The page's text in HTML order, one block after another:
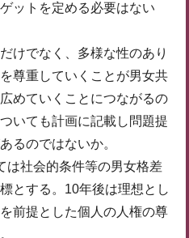
ットを定める必要はない
けでなく、多様な性のあり
尊重していくことが男女共
めていくことにつながるの
いても計画に記載し問題提
るのではないか。
は社会的条件等の男女格差
とする。10年後は理想とし
前提とした個人の人権の尊